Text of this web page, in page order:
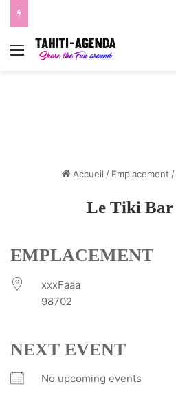
Menu
Accueil / Emplacement /
Le Tiki
EMPLACEMENT
xxxFaaa
98702
NEXT EVENT
No upcoming events